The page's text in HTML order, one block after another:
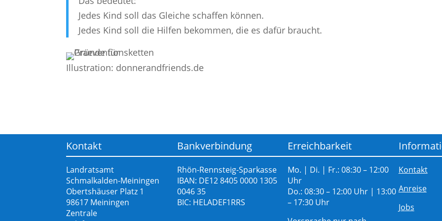
Jedes Kind soll das Gleiche schaffen können.
Jedes Kind soll die Hilfen bekommen, die es dafür braucht.
Illustration: donnerandfriends.de
Kontakt
Landratsamt
Schmalkalden-Meiningen
Obertshäuser Platz 1
98617 Meiningen
Zentrale
Bankverbindung
Rhön-Rennsteig-Sparkasse
IBAN: DE12 8405 0000 1305
0046 35
BIC: HELADEF1RRS
Erreichbarkeit
Mo. | Di. | Fr.: 08:30 – 12:00
Uhr
Do.: 08:30 – 12:00 Uhr | 13:00
– 17:30 Uhr
Kontakt
Anreise
Jobs